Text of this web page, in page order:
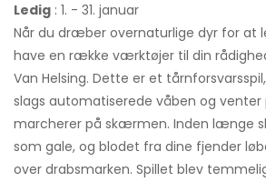
Ledig : 1. - 31. januar
Når du dræber overnaturlige dyr for at
have en række værktøjer til din
Van Helsing. Dette er et
slags automatiserede våben og
marcherer på skærmen. Inden længe
som gale, og blodet fra dine fjender
over drabsmarken. Spillet blev